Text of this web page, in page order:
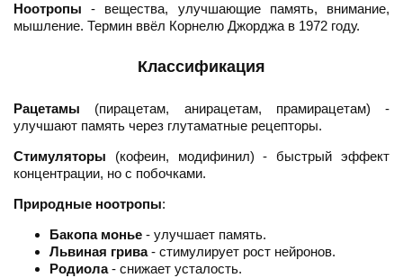
Ноотропы - вещества, улучшающие память, внимание,
мышление. Термин ввёл Корнелю Джорджа в 1972 году.
Классификация
Рацетамы (пирацетам, анирацетам, прамирацетам) -
улучшают память через глутаматные рецепторы.
Стимуляторы (кофеин, модифинил) - быстрый эффект
концентрации, но с побочками.
Природные ноотропы:
Бакопа монье - улучшает память.
Львиная грива- стимулирует рост нейронов.
Родиола- снижает усталость.